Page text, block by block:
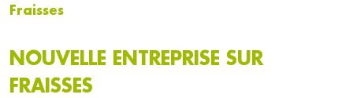
Fraisses
NOUVELLE ENTREPRISE SUR
FRAISSES